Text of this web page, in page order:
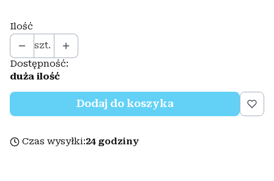
Ilość
szt.
Dostępność:
duża ilość
Dodaj do koszyka
Czas wysyłki:24 godziny